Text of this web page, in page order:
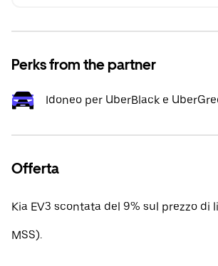
Perks from the partner
Idoneo per UberBlack e
Offerta
Kia EV3 scontata del 9% sul prezzo di
MSS).